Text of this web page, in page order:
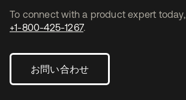
To connect with a product expert today,
+1-800-425-1267.
お問い合わせ